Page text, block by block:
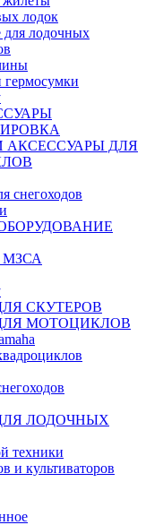
лодок
для лодочных
АКСЕССУАРЫ ДЛЯ
снегоходов
МЗСА
СКУТЕРОВ
МОТОЦИКЛОВ
ЛОДОЧНЫХ
техники
и культиваторов